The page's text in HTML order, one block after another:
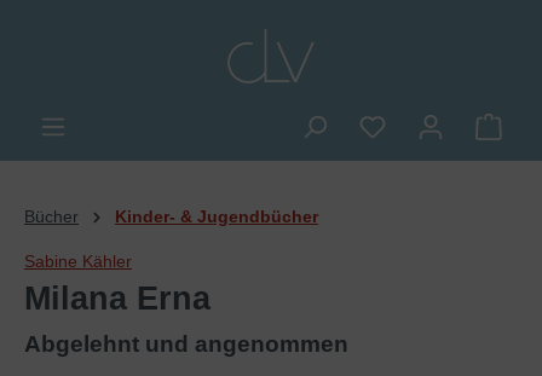
Du hast 0
Bücher Kinder- & Jugendbücher
Sabine Kähler
Milana Erna
Abgelehnt und angenommen